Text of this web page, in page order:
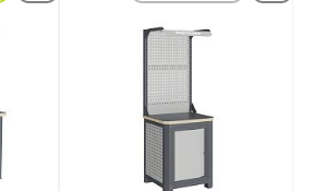
синий (RAL 5005)
5002)
(RAL 7047)
красный (RAL 3020)
оранжевый (RAL 2009)
(RAL 7021)